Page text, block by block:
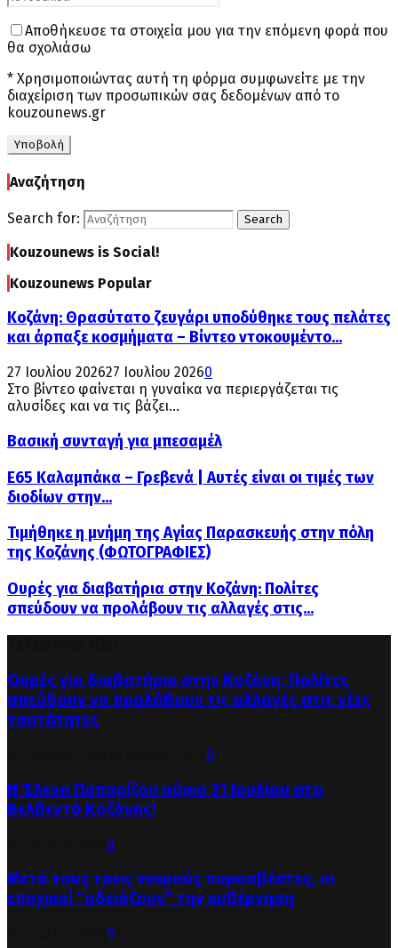
Αποθήκευσε τα στοιχεία μου για την επόμενη φορά που
θα σχολιάσω
* Χρησιμοποιώντας αυτή τη φόρμα συμφωνείτε με την
διαχείριση των προσωπικών σας δεδομένων από το
kouzounews.gr
Αναζήτηση
Search for: Search
Kouzounews is Social!
Kouzounews Popular
Κοζάνη: Θρασύτατο ζευγάρι υποδύθηκε τους πελάτες
και άρπαξε κοσμήματα – Βίντεο ντοκουμέντο...
27 Ιουλίου 202627 Ιουλίου 20260
Στο βίντεο φαίνεται η γυναίκα να περιεργάζεται τις
αλυσίδες και να τις βάζει...
Βασική συνταγή για μπεσαμέλ
Ε65 Καλαμπάκα – Γρεβενά | Αυτές είναι οι τιμές των
διοδίων στην...
Τιμήθηκε η μνήμη της Αγίας Παρασκευής στην πόλη
της Κοζάνης (ΦΩΤΟΓΡΑΦΙΕΣ)
Ουρές για διαβατήρια στην Κοζάνη: Πολίτες
σπεύδουν να προλάβουν τις αλλαγές στις...
Ουρές για διαβατήρια στην Κοζάνη: Πολίτες
σπεύδουν να προλάβουν τις αλλαγές στις νέες
ταυτότητες
0
Η Έλενα Παπαρίζου αύριο 31 Ιουλίου στο
Βελβεντό Κοζάνης!
0
Μετά τους τρεις νεκρούς πυροσβέστες, οι
εποχικοί “αδειάζουν” την κυβέρνηση
0